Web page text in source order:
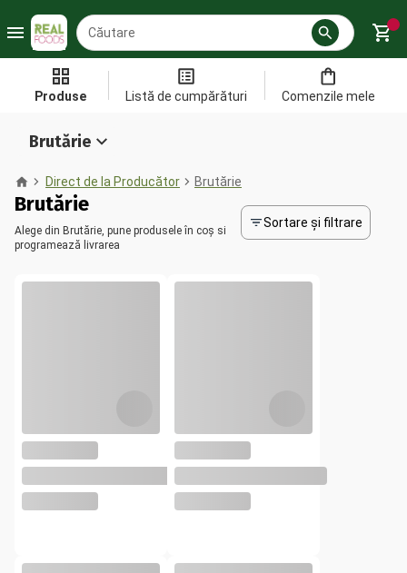
Produse Listă de cumpărături Comenzile mele
Brutărie
Direct de la Producător Brutărie
Brutărie
Alege din Brutărie, pune produsele în coș si
programează livrarea
Sortare și filtrare